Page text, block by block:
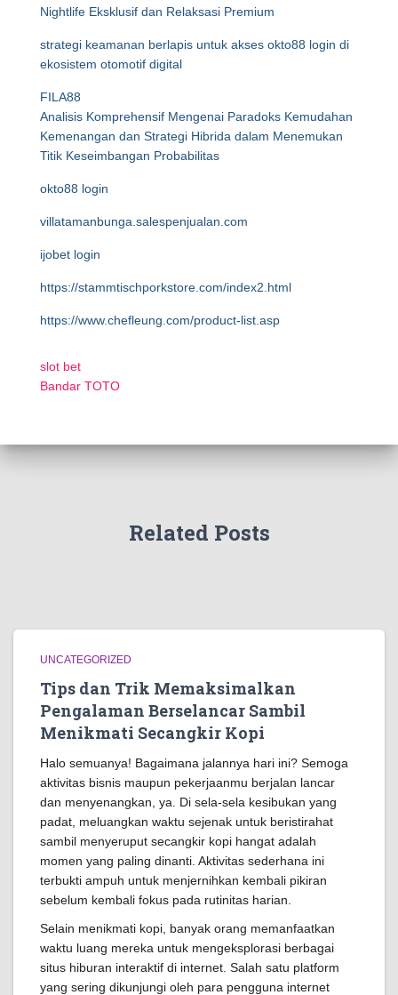
Nightlife Eksklusif dan Relaksasi Premium
strategi keamanan berlapis untuk akses okto88 login di
ekosistem otomotif digital
FILA88
Analisis Komprehensif Mengenai Paradoks Kemudahan
Kemenangan dan Strategi Hibrida dalam Menemukan
Titik Keseimbangan Probabilitas
okto88 login
villatamanbunga.salespenjualan.com
ijobet login
https://stammtischporkstore.com/index2.html
https://www.chefleung.com/product-list.asp
slot bet
Bandar TOTO
Related Posts
UNCATEGORIZED
Tips dan Trik Memaksimalkan
Pengalaman Berselancar Sambil
Menikmati Secangkir Kopi
Halo semuanya! Bagaimana jalannya hari ini? Semoga
aktivitas bisnis maupun pekerjaanmu berjalan lancar
dan menyenangkan, ya. Di sela-sela kesibukan yang
padat, meluangkan waktu sejenak untuk beristirahat
sambil menyeruput secangkir kopi hangat adalah
momen yang paling dinanti. Aktivitas sederhana ini
terbukti ampuh untuk menjernihkan kembali pikiran
sebelum kembali fokus pada rutinitas harian.
Selain menikmati kopi, banyak orang memanfaatkan
waktu luang mereka untuk mengeksplorasi berbagai
situs hiburan interaktif di internet. Salah satu platform
yang sering dikunjungi oleh para pengguna internet